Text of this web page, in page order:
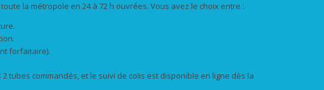
la métropole en 24 à 72 h ouvrées. Vous avez le choix entre :
forfaitaire).
tubes commandés, et le suivi de colis est disponible en ligne dès la